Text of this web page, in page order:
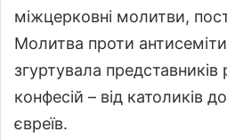
i
міжцерковні молитви,
Молитва проти
згуртувала представників
конфесій – від католиків
євреїв.